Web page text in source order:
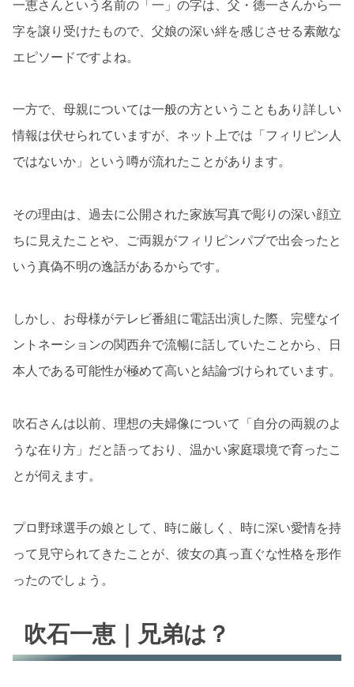
一恵さんという名前の「一」の字は、父・徳一さんから一
字を譲り受けたもので、父娘の深い絆を感じさせる素敵な
エピソードですよね。
一方で、母親については一般の方ということもあり詳しい
情報は伏せられていますが、ネット上では「フィリピン人
ではないか」という噂が流れたことがあります。
その理由は、過去に公開された家族写真で彫りの深い顔立
ちに見えたことや、ご両親がフィリピンパブで出会ったと
いう真偽不明の逸話があるからです。
しかし、お母様がテレビ番組に電話出演した際、完璧なイ
ントネーションの関西弁で流暢に話していたことから、日
本人である可能性が極めて高いと結論づけられています。
吹石さんは以前、理想の夫婦像について「自分の両親のよ
うな在り方」だと語っており、温かい家庭環境で育ったこ
とが伺えます。
プロ野球選手の娘として、時に厳しく、時に深い愛情を持
って見守られてきたことが、彼女の真っ直ぐな性格を形作
ったのでしょう。
吹石一恵｜兄弟は？